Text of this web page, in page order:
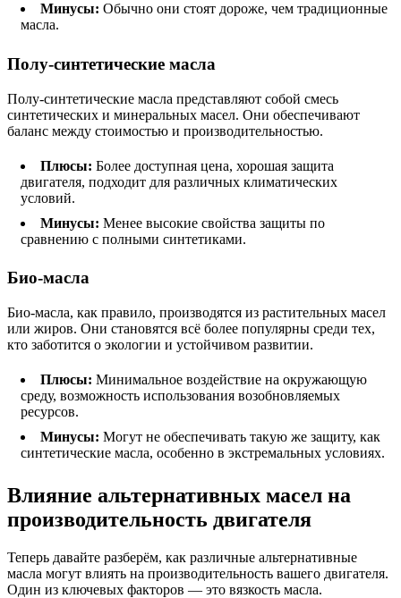
Минусы: Обычно они стоят дороже, чем традиционные
масла.
Полу-синтетические масла
Полу-синтетические масла представляют собой смесь
синтетических и минеральных масел. Они обеспечивают
баланс между стоимостью и производительностью.
Плюсы: Более доступная цена, хорошая защита
двигателя, подходит для различных климатических
условий.
Минусы: Менее высокие свойства защиты по
сравнению с полными синтетиками.
Био-масла
Био-масла, как правило, производятся из растительных масел
или жиров. Они становятся всё более популярны среди тех,
кто заботится о экологии и устойчивом развитии.
Плюсы: Минимальное воздействие на окружающую
среду, возможность использования возобновляемых
ресурсов.
Минусы: Могут не обеспечивать такую же защиту, как
синтетические масла, особенно в экстремальных условиях.
Влияние альтернативных масел на
производительность двигателя
Теперь давайте разберём, как различные альтернативные
масла могут влиять на производительность вашего двигателя.
Один из ключевых факторов — это вязкость масла.